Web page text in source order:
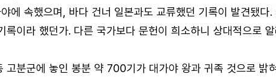
에 속했으며, 바다 건너 일본과도 교류했던 기록이 발견됐
이라 했던가. 다른 국가보다 문헌이 희소하니 상대적으로
고분군에 놓인 봉분 약 700기가 대가야 왕과 귀족 것으로 밝